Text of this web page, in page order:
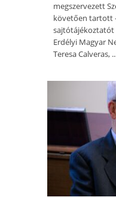
megszervezett
követően tartott
sajtótájékoztatót
Erdélyi Magyar
Teresa Calveras,